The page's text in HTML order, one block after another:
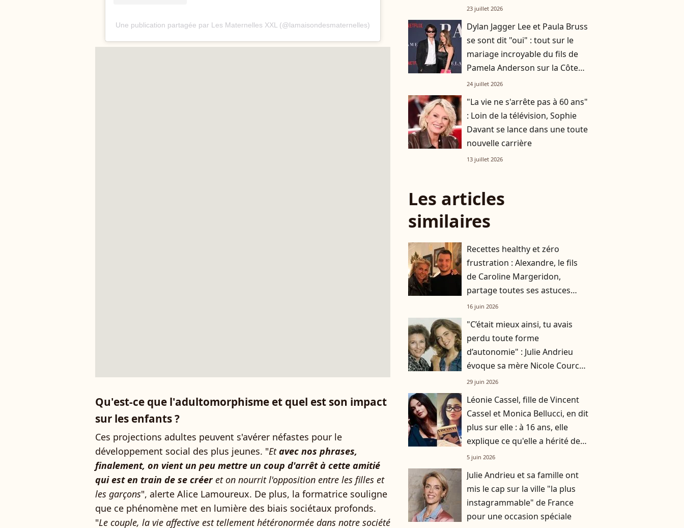
Une publication partagée par Les Maternelles XXL (@lamaisondesmaternelles)
Qu'est-ce que l'adultomorphisme et quel est son impact
sur les enfants ?
Ces projections adultes peuvent s'avérer néfastes pour le
développement social des plus jeunes. "Etavec nos phrases,
finalement, on vient un peu mettre un coup d'arrêt à cette amitié
qui est en train de se créeret on nourrit l'opposition entre les filles et
les garçons", alerte Alice Lamoureux. De plus, la formatrice souligne
que ce phénomène met en lumière des biais sociétaux profonds.
"Le couple, la vie affective est tellement hétéronormée dans notre société
leurs enfants quand ils ne sont
23 juillet 2026
Dylan Jagger Lee et Paula Bruss
se sont dit "oui" : tout sur le
mariage incroyable du fils de
Pamela Anderson sur la Côte
d'Azur
24 juillet 2026
"La vie ne s'arrête pas à 60 ans"
: Loin de la télévision, Sophie
Davant se lance dans une toute
nouvelle carrière
13 juillet 2026
Les articles
similaires
Recettes healthy et zéro
frustration : Alexandre, le fils
de Caroline Margeridon,
partage toutes ses astuces
minceur
16 juin 2026
"C’était mieux ainsi, tu avais
perdu toute forme
d’autonomie" : Julie Andrieu
évoque sa mère Nicole Courcel,
dix ans après son départ
29 juin 2026
Léonie Cassel, fille de Vincent
Cassel et Monica Bellucci, en dit
plus sur elle : à 16 ans, elle
explique ce qu'elle a hérité de
ses parents et sa soeur Deva
5 juin 2026
Julie Andrieu et sa famille ont
mis le cap sur la ville "la plus
instagrammable" de France
pour une occasion spéciale